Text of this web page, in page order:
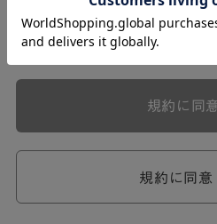
本規約は、会員と弊社との間の
切の関係に適用されるものとし
弊社が一連のサービスを提供す
ら個別規定はその名称のいかん
めが優先されるものとします。
規約に同意
規約に同